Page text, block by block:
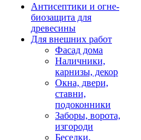
Антисептики и огне-
биозащита для
древесины
Для внешних работ
Фасад дома
Наличники,
карнизы, декор
Окна, двери,
ставни,
подоконники
Заборы, ворота,
изгороди
Беседки,